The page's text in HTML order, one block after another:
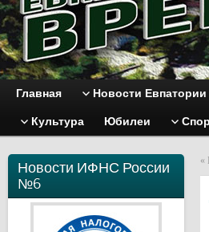
Главная Новости Евпатории
Культура Юбилеи
Новости ИФНС России
№6
«